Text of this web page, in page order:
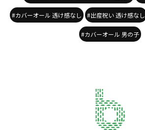
#カバーオール 透け感なし #出産祝い 透け感なし
#カバーオール 男の子